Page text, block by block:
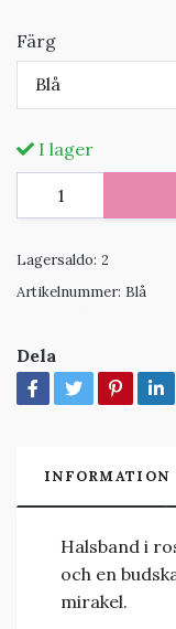
Färg
Blå
I lager
Lagersaldo: 2
Artikelnummer: Blå
Dela
INFORMATION
Halsband i
och en
mirakel.